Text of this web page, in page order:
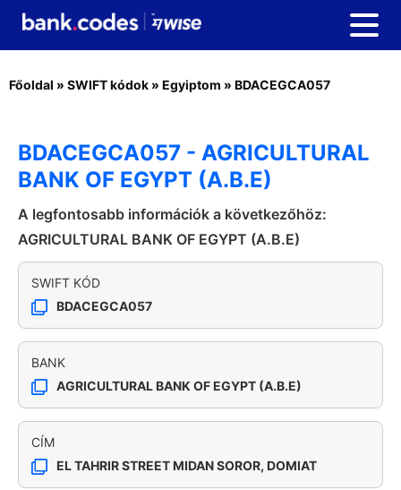
Főoldal » SWIFT kódok » Egyiptom » BDACEGCA057
BDACEGCA057 - AGRICULTURAL
BANK OF EGYPT (A.B.E)
A legfontosabb információk a következőhöz:
AGRICULTURAL BANK OF EGYPT (A.B.E)
SWIFT KÓD
BDACEGCA057
BANK
AGRICULTURAL BANK OF EGYPT (A.B.E)
CÍM
EL TAHRIR STREET MIDAN SOROR, DOMIAT